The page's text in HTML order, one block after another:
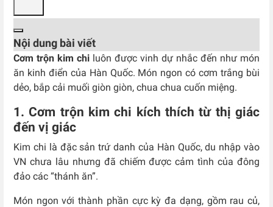
Nội dung bài viết
Cơm trộn kim chi luôn được vinh dự nhắc đến như món
ăn kinh điển của Hàn Quốc. Món ngon có cơm trắng bùi
dẻo, bắp cải muối giòn giòn, chua chua cuốn miệng.
1. Cơm trộn kim chi kích thích từ thị giác
đến vị giác
Kim chi là đặc sản trứ danh của Hàn Quốc, du nhập vào
VN chưa lâu nhưng đã chiếm được cảm tình của đông
đảo các “thánh ăn”.
Món ngon với thành phần cực kỳ đa dạng, gồm rau củ,